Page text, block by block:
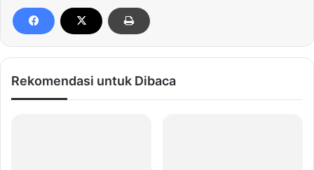
Rekomendasi untuk Dibaca